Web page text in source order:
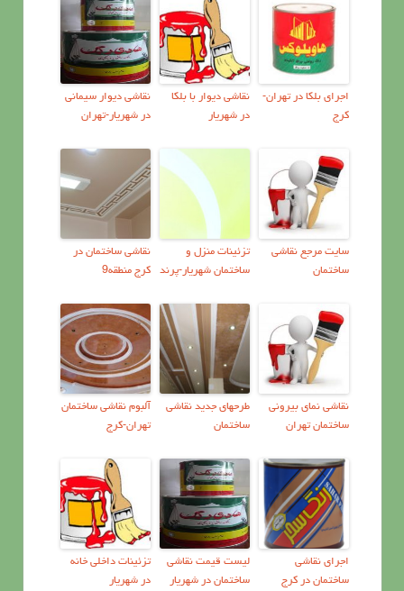
اجرای بلکا در تهران-
کرج
نقاشی دیوار با بلکا
در شهریار
نقاشی دیوار سیمانی
در شهریار-تهران
سايت مرجع نقاشي
ساختمان
تزئینات منزل و
ساختمان شهریار-پرند
نقاشی ساختمان در
کرج منطقه9
نقاشی نمای بیرونی
ساختمان تهران
طرحهای جدید نقاشی
ساختمان
آلبوم نقاشی ساختمان
تهران-کرج
اجرای نقاشی
ساختمان در کرج
ليست قيمت نقاشي
ساختمان در شهریار
تزئینات داخلی خانه
در شهریار